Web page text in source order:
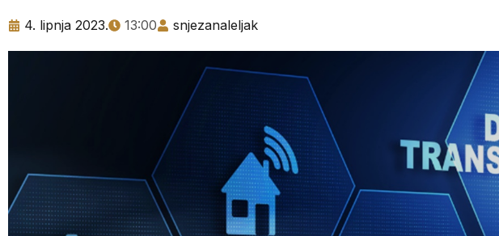
4. lipnja 2023. 13:00 snjezanaleljak